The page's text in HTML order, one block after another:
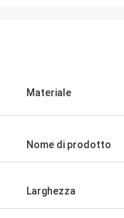
Materiale
Nome di prodotto
Larghezza